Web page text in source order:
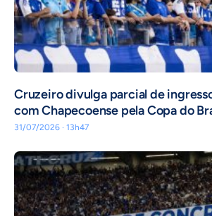
Cruzeiro divulga parcial de
com Chapecoense pela Copa do
31/07/2026 · 13h47